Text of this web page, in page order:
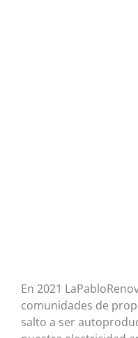
En 2021
comunidades de
salto a ser